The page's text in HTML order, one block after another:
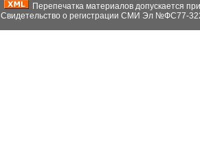
Перепечатка материалов допускается
Свидетельство о регистрации СМИ Эл №ФС77-